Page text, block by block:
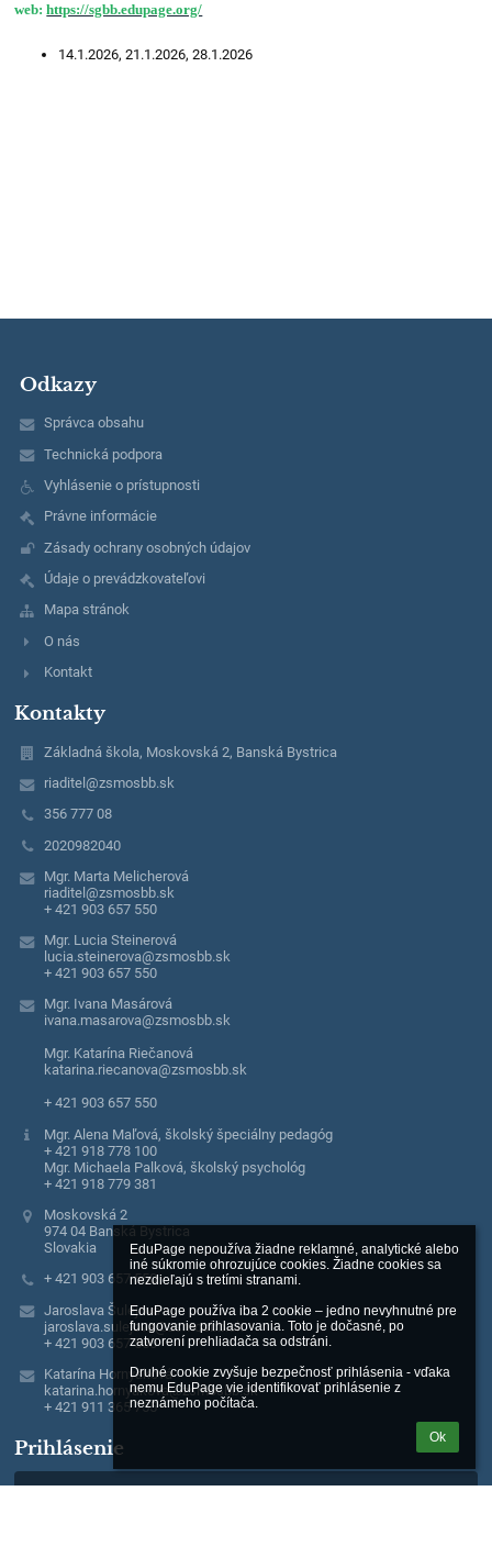
EduPage nepoužíva žiadne reklamné, analytické alebo
iné súkromie ohrozujúce cookies. Žiadne cookies sa
nezdieľajú s tretími stranami.
EduPage používa iba 2 cookie – jedno nevyhnutné pre
fungovanie prihlasovania. Toto je dočasné, po
zatvorení prehliadača sa odstráni.
Druhé cookie zvyšuje bezpečnosť prihlásenia - vďaka
nemu EduPage vie identifikovať prihlásenie z
neznámeho počítača.
Ok
web:https://sgbb.edupage.org/
14.1.2026, 21.1.2026, 28.1.2026
Odkazy
Správca obsahu
Technická podpora
Vyhlásenie o prístupnosti
Právne informácie
Zásady ochrany osobných údajov
Údaje o prevádzkovateľovi
Mapa stránok
O nás
Kontakt
Kontakty
Základná škola, Moskovská 2, Banská Bystrica
riaditel@zsmosbb.sk
356 777 08
2020982040
Mgr. Marta Melicherová
riaditel@zsmosbb.sk
+ 421 903 657 550
Mgr. Lucia Steinerová
lucia.steinerova@zsmosbb.sk
+ 421 903 657 550
Mgr. Ivana Masárová
ivana.masarova@zsmosbb.sk
Mgr. Katarína Riečanová
katarina.riecanova@zsmosbb.sk
+ 421 903 657 550
Mgr. Alena Maľová, školský špeciálny pedagóg
+ 421 918 778 100
Mgr. Michaela Palková, školský psychológ
+ 421 918 779 381
Moskovská 2
974 04 Banská Bystrica
Slovakia
+ 421 903 657 550
Jaroslava Šulejová
jaroslava.sulejova@zsmosbb.sk
+ 421 903 657 550
Katarína Hornyaková
katarina.hornyakova@zsmosbb.sk
+ 421 911 365 755
Prihlásenie